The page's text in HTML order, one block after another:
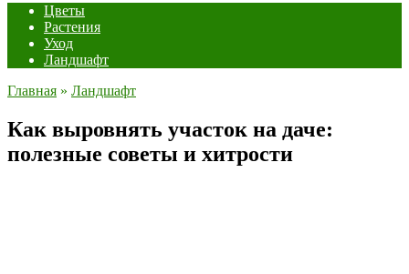
Цветы
Растения
Уход
Ландшафт
Главная » Ландшафт
Как выровнять участок на даче:
полезные советы и хитрости